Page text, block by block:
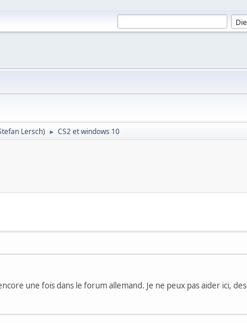
Lersch) ► CS2 et windows 10
une fois dans le forum allemand. Je ne peux pas aider ici,